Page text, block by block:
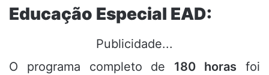
Educação Especial EAD:
Publicidade...
O programa completo de 180 horas foi